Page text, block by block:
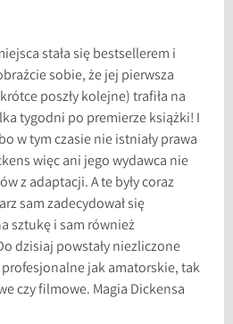
stała się bestsellerem i
sobie, że jej pierwsza
poszły kolejne) trafiła na
tygodni po premierze książki! I
w tym czasie nie istniały prawa
więc ani jego wydawca nie
z adaptacji. A te były coraz
sam zadecydował się
sztukę i sam również
dzisiaj powstały niezliczone
jak amatorskie, tak
czy filmowe. Magia Dickensa